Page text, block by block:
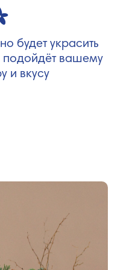
будет украсить
вашему
и вкусу